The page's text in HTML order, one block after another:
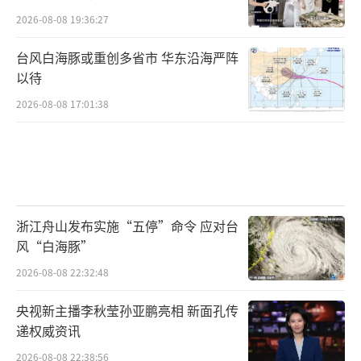
2026-08-08 19:36:27
台风白海豚或重创多省市 华东沿海严阵
以待
2026-08-08 17:01:38
浙江舟山发布实施“五停”命令 应对台
风“白海豚”
2026-08-08 22:32:48
央视新主播李秋莹孙亚鹏亮相 新面孔传
递权威资讯
2026-08-08 22:38:56